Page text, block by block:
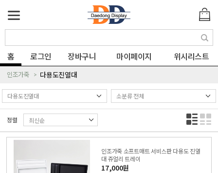
색
홈 로그인 장바구니 마이페이지 위시리스트
인조가죽 다용도진열대
정렬
인조가죽 소프트매트 서비스판 다용도 진열
대 쥬얼리 트레이
17,000원